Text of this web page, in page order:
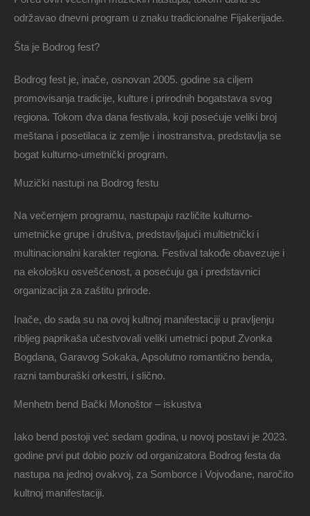
održavao dnevni program u znaku tradicionalne Fijakerijade.
Šta je Bodrog fest?
Bodrog fest je, inače, osnovan 2005. godine sa ciljem
promovisanja tradicije, kulture i prirodnih bogatstava svog
regiona. Tokom dva dana festivala, koji posećuje veliki broj
meštana i posetilaca iz zemlje i inostranstva, predstavlja se
bogat kulturno-umetnički program.
Muzički nastupi na Bodrog festu
Na večernjem programu, nastupaju različite kulturno-
umetničke grupe i društva, predstavljajući multietnički i
multinacionalni karakter regiona. Festival takođe obavezuje i
na ekološku osvešćenost, a posećuju ga i predstavnici
organizacija za zaštitu prirode.
Inače, do sada su na ovoj kultnoj manifestaciji u pravljenju
ribljeg paprikaša učestvovali veliki umetnici poput Zvonka
Bogdana, Garavog Sokaka, Apsolutno romantično benda,
razni tamburaški orkestri, i slično.
Menhetn bend Bački Monoštor – iskustva
Iako bend postoji već sedam godina, u novoj postavi je 2023.
godine prvi put dobio poziv od organizatora Bodrog festa da
nastupa na jednoj ovakvoj, za Somborce i Vojvođane, naročito
kultnoj manifestaciji.